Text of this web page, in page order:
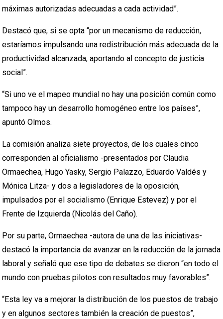
máximas autorizadas adecuadas a cada actividad”.
Destacó que, si se opta “por un mecanismo de reducción,
estaríamos impulsando una redistribución más adecuada de la
productividad alcanzada, aportando al concepto de justicia
social”.
“Si uno ve el mapeo mundial no hay una posición común como
tampoco hay un desarrollo homogéneo entre los países”,
apuntó Olmos.
La comisión analiza siete proyectos, de los cuales cinco
corresponden al oficialismo -presentados por Claudia
Ormaechea, Hugo Yasky, Sergio Palazzo, Eduardo Valdés y
Mónica Litza- y dos a legisladores de la oposición,
impulsados por el socialismo (Enrique Estevez) y por el
Frente de Izquierda (Nicolás del Caño).
Por su parte, Ormaechea -autora de una de las iniciativas-
destacó la importancia de avanzar en la reducción de la jornada
laboral y señaló que ese tipo de debates se dieron “en todo el
mundo con pruebas pilotos con resultados muy favorables”.
“Esta ley va a mejorar la distribución de los puestos de trabajo
y en algunos sectores también la creación de puestos”,